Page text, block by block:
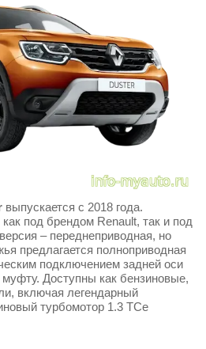
выпускается с 2018 года.
под брендом Renault, так и под
– переднеприводная, но
предлагается полноприводная
подключением задней оси
муфту. Доступны как бензиновые,
включая легендарный
турбомотор 1.3 TCe